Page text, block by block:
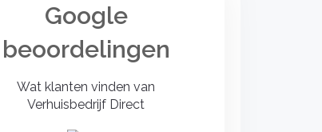
Google
beoordelingen
Wat klanten vinden van
Verhuisbedrijf Direct